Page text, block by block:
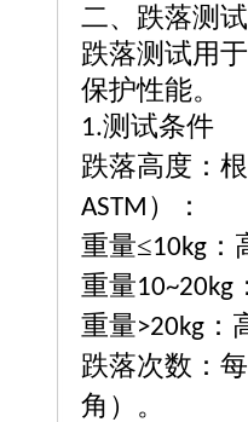
二、跌落测
跌落测试用
保护性能。
1.测试条件
跌落高度：
ASTM ）：
重量≤10kg
重量10~20kg
重量>20kg ：
跌落次数：
角）。